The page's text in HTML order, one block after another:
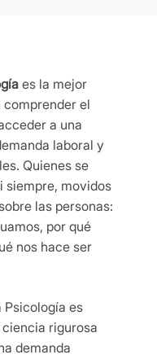
es la mejor
comprender el
a una
laboral y
Quienes se
siempre, movidos
las personas:
por qué
nos hace ser
Psicología es
ciencia rigurosa
demanda